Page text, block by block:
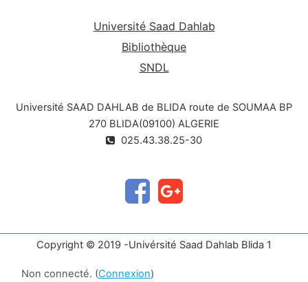
Université Saad Dahlab
Bibliothèque
SNDL
Université SAAD DAHLAB de BLIDA route de SOUMAA BP
270 BLIDA(09100) ALGERIE
025.43.38.25-30
Copyright © 2019 -Univérsité Saad Dahlab Blida 1
Non connecté. (Connexion)